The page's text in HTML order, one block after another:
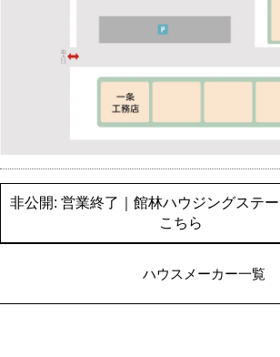
非公開: 営業終了｜館林ハウジングステ
こちら
ハウスメーカー一覧